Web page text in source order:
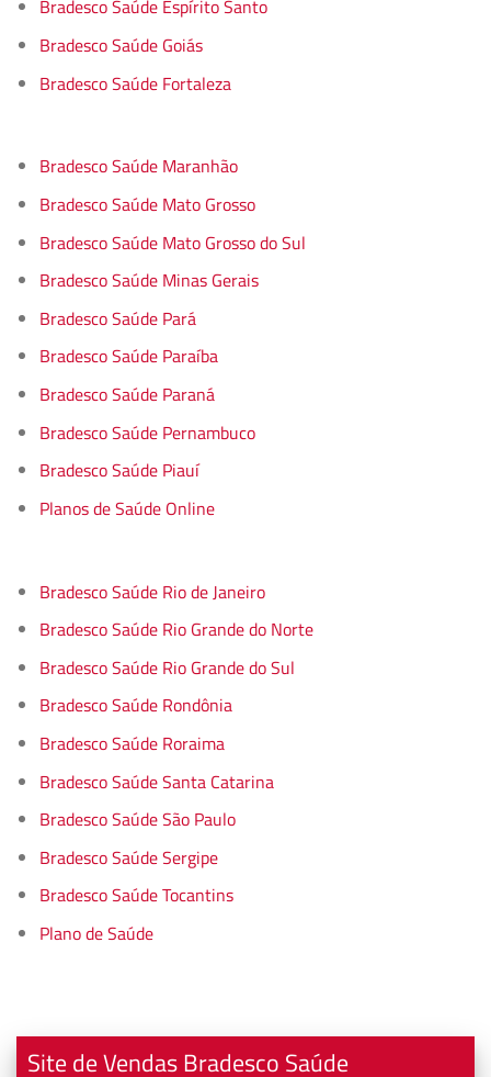
Bradesco Saúde Espírito Santo
Bradesco Saúde Goiás
Bradesco Saúde Fortaleza
Bradesco Saúde Maranhão
Bradesco Saúde Mato Grosso
Bradesco Saúde Mato Grosso do Sul
Bradesco Saúde Minas Gerais
Bradesco Saúde Pará
Bradesco Saúde Paraíba
Bradesco Saúde Paraná
Bradesco Saúde Pernambuco
Bradesco Saúde Piauí
Planos de Saúde Online
Bradesco Saúde Rio de Janeiro
Bradesco Saúde Rio Grande do Norte
Bradesco Saúde Rio Grande do Sul
Bradesco Saúde Rondônia
Bradesco Saúde Roraima
Bradesco Saúde Santa Catarina
Bradesco Saúde São Paulo
Bradesco Saúde Sergipe
Bradesco Saúde Tocantins
Plano de Saúde
Site de Vendas Bradesco Saúde